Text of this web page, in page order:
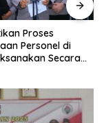
Proses
Personel di
Secara